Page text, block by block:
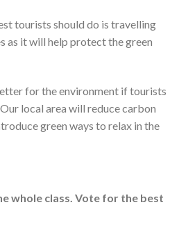
tourists should do is travelling
as it will help protect the green
for the environment if tourists
local area will reduce carbon
green ways to relax in the
whole class. Vote for the best